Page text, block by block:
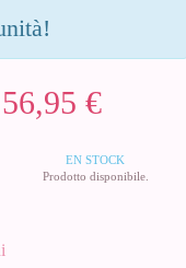
56,95 €
EN STOCK
Prodotto disponibile.